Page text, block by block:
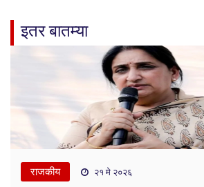
इतर बातम्या
राजकीय २१ मे २०२६